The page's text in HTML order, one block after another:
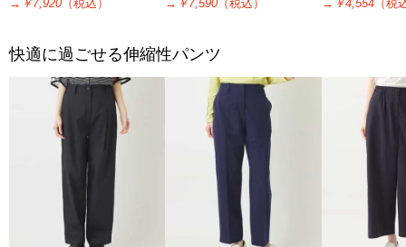
→ ￥7,920 （税込） → ￥7,590 （税込） → ￥4,554（税
快適に過ごせる伸縮性パンツ